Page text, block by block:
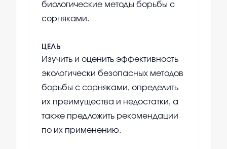
биологические методы борьбы с
сорняками.
ЦЕЛЬ
Изучить и оценить эффективность
экологически безопасных методов
борьбы с сорняками, определить
их преимущества и недостатки, а
также предложить рекомендации
по их применению.